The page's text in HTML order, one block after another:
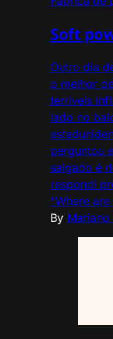
Soft
Outro dia
o melhor
terríveis
lado no
perguntou
salgado é
respondi
“Where
By